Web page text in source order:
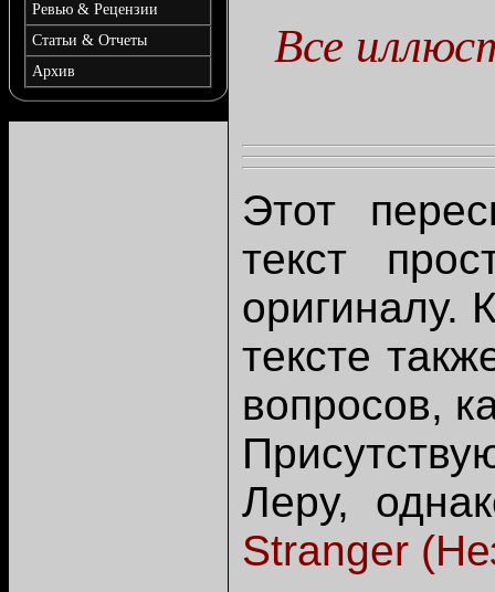
Ревью & Рецензии
Статьи & Отчеты
Архив
Все
Этот
текст
оригиналу.
тексте
вопросов,
Леру,
Stranger